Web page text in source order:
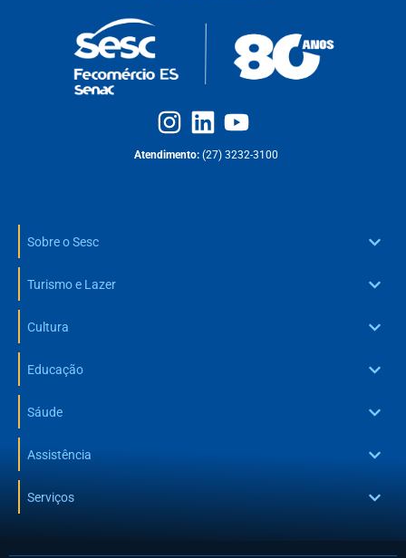
Atendimento: (27) 3232-3100
Sobre o Sesc
Turismo e Lazer
Cultura
Educação
Sáude
Assistência
Serviços